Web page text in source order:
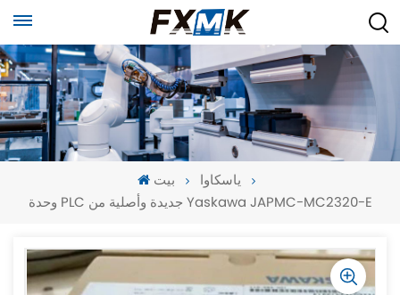
بيت
ياسكاوا
وحدة PLC جديدة وأصلية من Yaskawa JAPMC-MC2320-E
-
-